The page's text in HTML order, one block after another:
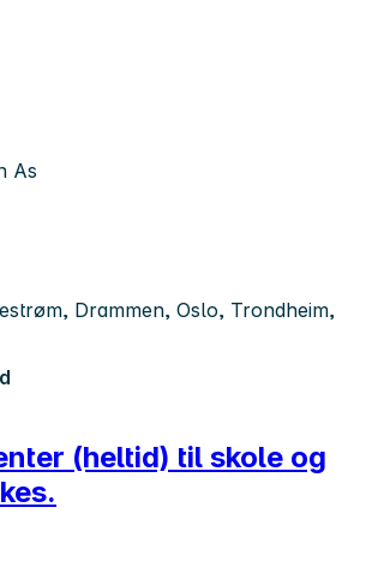
As
Drammen, Oslo, Trondheim,
(heltid) til skole og